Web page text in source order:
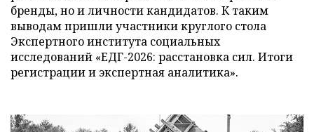
бренды, но и личности кандидатов. К таким
выводам пришли участники круглого стола
Экспертного института социальных
исследований «ЕДГ-2026: расстановка сил. Итоги
регистрации и экспертная аналитика».